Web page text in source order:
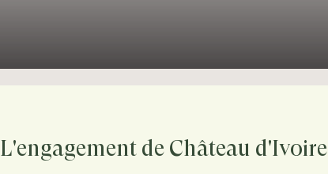
L'engagement de Château d'Ivoire